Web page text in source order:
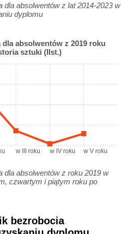
absolwentów z lat 2014-2023 w
dyplomu
absolwentów z 2019 roku
sztuki (IIst.)
w III roku w IV roku w V roku
absolwentów z roku 2019 w
czwartym i piątym roku po
bezrobocia